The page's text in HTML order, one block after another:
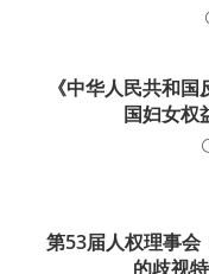
《中华人民共和
国妇女权
第53届人权理事会
的歧视